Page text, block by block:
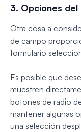
3. Opciones del
Otra cosa a
de campo
formulario
Es posible que
muestren
botones de radio
mantener algunas
una selección